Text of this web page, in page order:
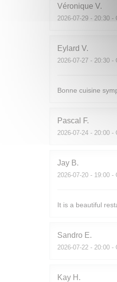
Véronique V
2026-07-29 - 20:30 -
Eylard V
2026-07-27 - 20:30 -
Bonne cuisine
Pascal F
2026-07-24 - 20:00 -
Jay B
2026-07-20 - 19:00 -
It is a beautiful
Sandro E
2026-07-22 - 20:00 -
Kay H